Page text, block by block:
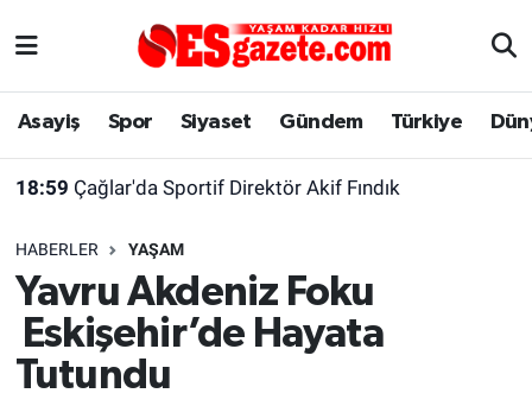
Asayiş Spor Siyaset Gündem Türkiye
18:59 Çağlar'da Sportif Direktör Akif Fındık
HABERLER YAŞAM
Yavru Akdeniz Foku
Eskişehir’de Hayata
Tutundu
Asayiş
Gündem
Türkiye
Dünya
Yaşam
Eskişehirspor Arşivi
Eskişehir Arşivi
Röportaj
Eskişehir Nöbetçi Eczaneler
Süper Lig Puan Durumu ve Fikstür
Tüm Manşetler
Son Dakika Haberleri